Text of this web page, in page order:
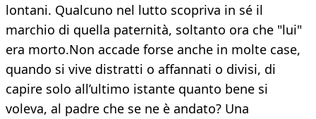
lontani. Qualcuno nel lutto scopriva in sé il
marchio di quella paternità, soltanto ora che "lui"
era morto.Non accade forse anche in molte case,
quando si vive distratti o affannati o divisi, di
capire solo all’ultimo istante quanto bene si
voleva, al padre che se ne è andato? Una